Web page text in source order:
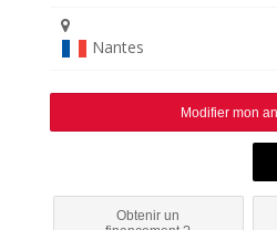
Nantes
Modifier mon
Obtenir un